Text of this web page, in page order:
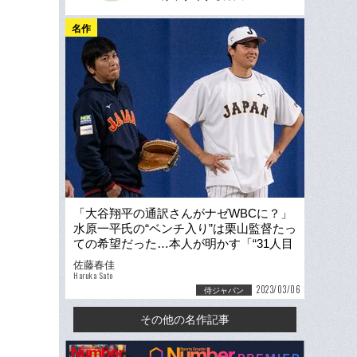
名作
「大谷翔平の通訳さんがナゼWBCに？」
水原一平氏の“ベンチ入り”は栗山監督たっ
ての希望だった…本人が明かす「“31人目
の侍”の多すぎる仕事量」
佐藤春佳
Haruka Sato
侍ジャパン 2023/03/06
その他の名作記事